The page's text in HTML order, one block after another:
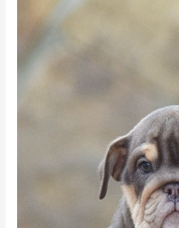
cuidados
Bulldog
Ingles